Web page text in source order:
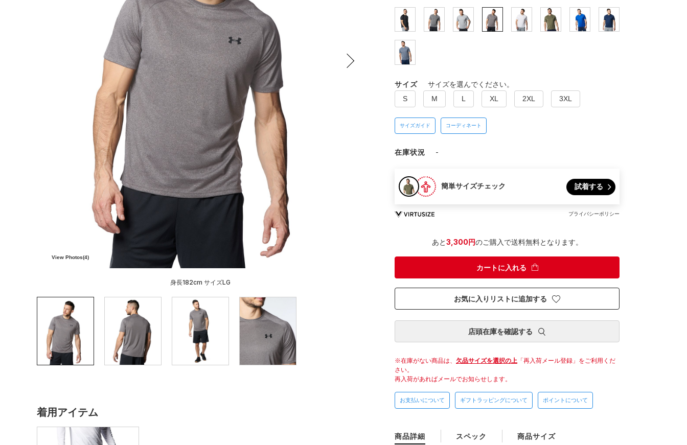
View Photos(4)
身長182cm サイズLG
着用アイテム
サイズ サイズを選んでください。
S M L XL 2XL 3XL
サイズガイド コーディネート
在庫状況 -
簡単サイズチェック 試着する
プライバシーポリシー
あと3,300円のご購入で送料無料となります。
カートに入れる
お気に入りリストに追加する
店頭在庫を確認する
在庫がない商品は、 欠品サイズを選択の上 「再入荷メール登録」をご利用くだ
さい。
再入荷があればメールでお知らせします。
お支払いについて ギフトラッピングについて ポイントについて
商品詳細 スペック 商品サイズ